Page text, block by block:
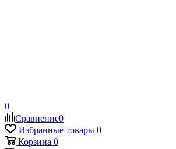
0
Сравнение0
Избранные товары 0
Корзина 0